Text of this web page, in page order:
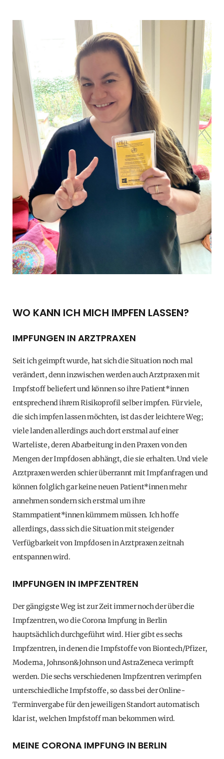
WO KANN ICH MICH IMPFEN LASSEN?
IMPFUNGEN IN ARZTPRAXEN
Seit ich geimpft wurde, hat sich die Situation noch mal
verändert, denn inzwischen werden auch Arztpraxen mit
Impfstoff beliefert und können so ihre Patient*innen
entsprechend ihrem Risikoprofil selber impfen. Für viele,
die sich impfen lassen möchten, ist das der leichtere Weg;
viele landen allerdings auch dort erstmal auf einer
Warteliste, deren Abarbeitung in den Praxen von den
Mengen der Impfdosen abhängt, die sie erhalten. Und viele
Arztpraxen werden schier überrannt mit Impfanfragen und
können folglich gar keine neuen Patient*innen mehr
annehmen sondern sich erstmal um ihre
Stammpatient*innen kümmern müssen. Ich hoffe
allerdings, dass sich die Situation mit steigender
Verfügbarkeit von Impfdosen in Arztpraxen zeitnah
entspannen wird.
IMPFUNGEN IN IMPFZENTREN
Der gängigste Weg ist zur Zeit immer noch der über die
Impfzentren, wo die Corona Impfung in Berlin
hauptsächlich durchgeführt wird. Hier gibt es sechs
Impfzentren, in denen die Impfstoffe von Biontech/Pfizer,
Moderna, Johnson&Johnson und AstraZeneca verimpft
werden. Die sechs verschiedenen Impfzentren verimpfen
unterschiedliche Impfstoffe, so dass bei der Online-
Terminvergabe für den jeweiligen Standort automatisch
klar ist, welchen Impfstoff man bekommen wird.
MEINE CORONA IMPFUNG IN BERLIN